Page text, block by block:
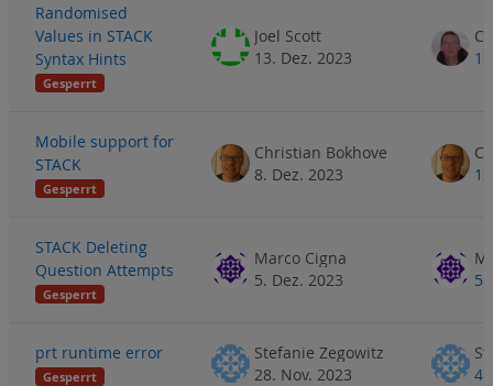
Randomised
Values in STACK
Syntax Hints
Gesperrt
Joel Scott
13. Dez. 2023
Mobile support for
STACK
Gesperrt
Christian Bokhove
8. Dez. 2023
STACK Deleting
Question Attempts
Gesperrt
Marco Cigna
5. Dez. 2023
5.
prt runtime error
Gesperrt
Stefanie Zegowitz
28. Nov. 2023
4.